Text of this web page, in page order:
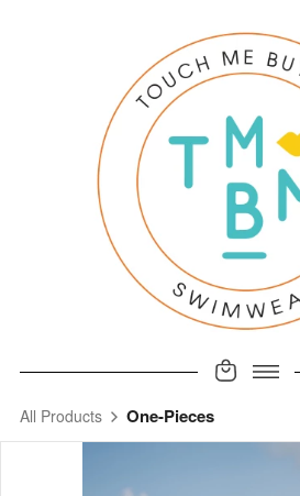
All Products One-Pieces